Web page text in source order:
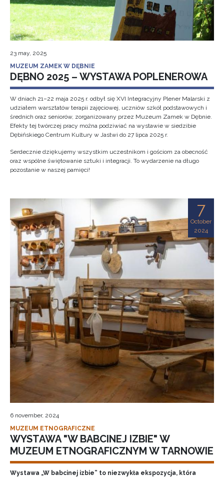
23 may, 2025
MUZEUM ZAMEK W DĘBNIE
DĘBNO 2025 – WYSTAWA POPLENEROWA
W dniach 21–22 maja 2025 r. odbył się XVI Integracyjny Plener Malarski z
udziałem warsztatów terapii zajęciowej, uczniów szkół podstawowych i
średnich oraz seniorów, zorganizowany przez Muzeum Zamek w Dębnie.
Efekty tej twórczej pracy można podziwiać na wystawie w siedzibie
Dębińskiego Centrum Kultury w Jastwi do 27 lipca 2025 r.
Serdecznie dziękujemy wszystkim uczestnikom i gościom za obecność
oraz wspólne świętowanie sztuki i integracji. To wydarzenie na długo
pozostanie w naszej pamięci!
7
October
2024
6 november, 2024
MUZEUM ETNOGRAFICZNE
WYSTAWA "W BABCINEJ IZBIE" W
MUZEUM ETNOGRAFICZNYM W TARNOWIE
Wystawa „W babcinej izbie” to niezwykła ekspozycja, która